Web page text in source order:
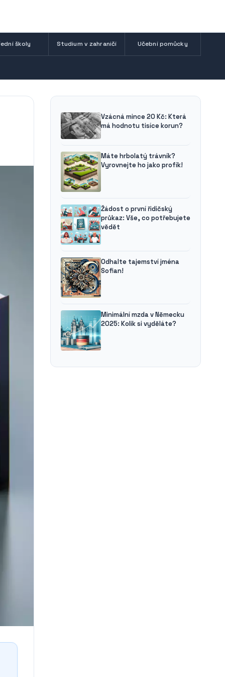
školy Studium v zahraničí Učební pomůcky
Vzácná mince 20 Kč: Která
má hodnotu tisíce korun?
Máte hrbolatý trávník?
Vyrovnejte ho jako profík!
Žádost o první řidičský
průkaz: Vše, co potřebujete
vědět
Odhalte tajemství jména
Sofian!
Minimální mzda v Německu
2025: Kolik si vyděláte?